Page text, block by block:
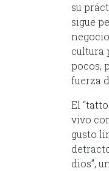
su
sigue
cultura
pocos,
fuerza
El
vivo
gusto
dios”,